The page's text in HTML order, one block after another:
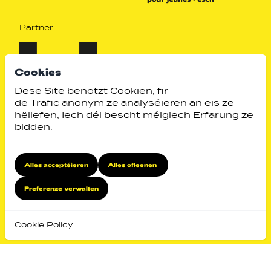
Cookies
Dëse Site benotzt Cookien, fir
de Trafic anonym ze analyséieren an eis ze
hëllefen, Iech déi bescht méiglech Erfarung ze
bidden.
Alles acceptéieren Alles ofleenen
Preferenze verwalten
Cookie Policy
Partner
Identity by Website by